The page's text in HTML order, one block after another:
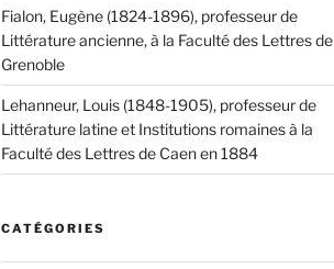
Fialon, Eugène (1824-1896), professeur de
Littérature ancienne, à la Faculté des Lettres de
Grenoble
Lehanneur, Louis (1848-1905), professeur de
Littérature latine et Institutions romaines à la
Faculté des Lettres de Caen en 1884
CATÉGORIES